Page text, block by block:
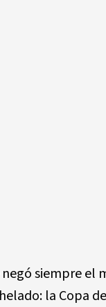
siempre el
la Copa